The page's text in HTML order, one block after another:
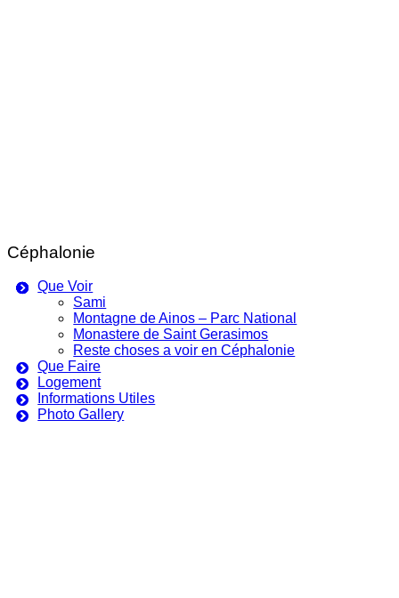
Céphalonie
Que Voir
Sami
Montagne de Ainos – Parc National
Monastere de Saint Gerasimos
Reste choses a voir en Céphalonie
Que Faire
Logement
Informations Utiles
Photo Gallery